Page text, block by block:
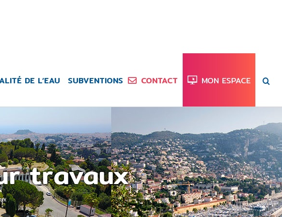
DE L’EAU SUBVENTIONS CONTACT MON ESPACE
travaux